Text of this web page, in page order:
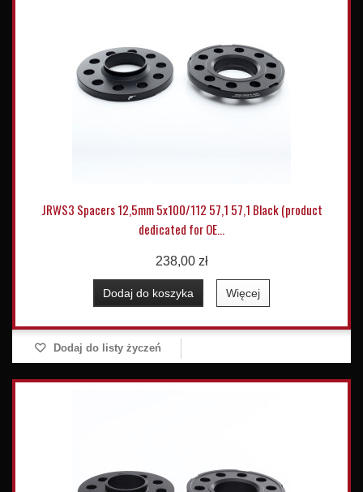
JRWS3 Spacers 12,5mm 5x100/112 57,1 57,1 Black (product
dedicated for OE...
238,00 zł
Dodaj do koszyka Więcej
Dodaj do listy życzeń